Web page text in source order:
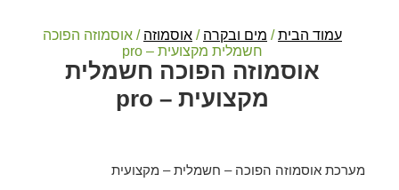
עמוד הבית/מים ובקרה/אוסמוזה/ אוסמוזה הפוכה
חשמלית מקצועית – pro
אוסמוזה הפוכה חשמלית
מקצועית – pro
מערכת אוסמוזה הפוכה – חשמלית – מקצועית